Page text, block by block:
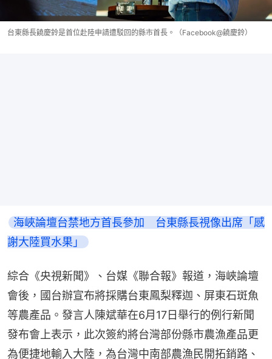
台東縣長饒慶鈴是首位赴陸申請遭駁回的縣市首長。（Facebook@饒慶鈴）
海峽論壇台禁地方首長參加　台東縣長視像出席「感
謝大陸買水果」
綜合《央視新聞》、台媒《聯合報》報道，海峽論壇
會後，國台辦宣布將採購台東鳳梨釋迦、屏東石斑魚
等農產品。發言人陳斌華在6月17日舉行的例行新聞
發布會上表示，此次簽約將台灣部份縣市農漁產品更
為便捷地輸入大陸，為台灣中南部農漁民開拓銷路、